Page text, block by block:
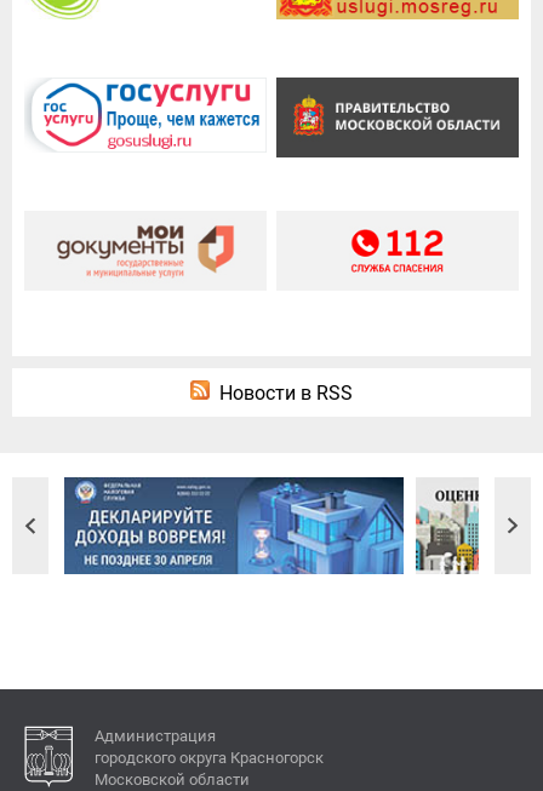
Новости в RSS
Администрация
городского округа Красногорск
Московской области